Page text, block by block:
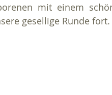
mit einem
gesellige Runde fort.